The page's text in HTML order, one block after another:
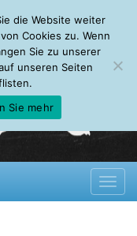
Leseempfehlungen FAQ
die Website weiter
Cookies zu. Wenn
Sie zu unserer
unseren Seiten
Sie mehr